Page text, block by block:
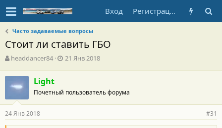
Вход Регистрация
Часто задаваемые вопросы
Стоит ли ставить ГБО
А
т
о
т
е
м
headdancer84
Д
н
а
21 Янв 2018
Light
Почетный пользователь форума
24 Янв 2018 #31